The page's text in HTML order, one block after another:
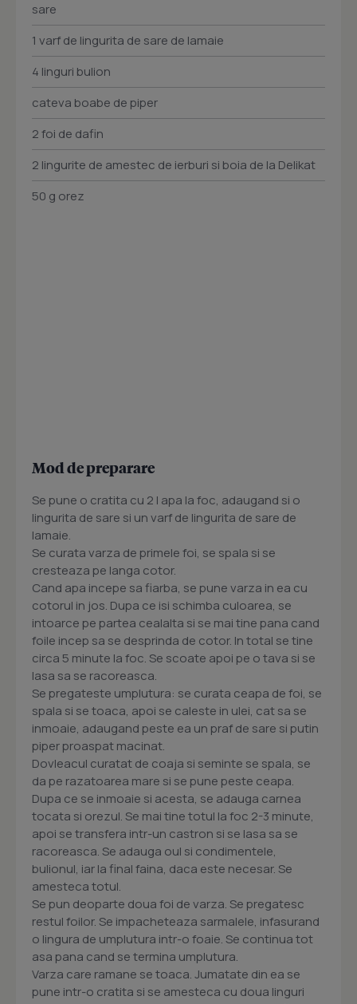
sare
1 varf de lingurita de sare de lamaie
4 linguri bulion
cateva boabe de piper
2 foi de dafin
2 lingurite de amestec de ierburi si boia de la Delikat
50 g orez
Mod de preparare
Se pune o cratita cu 2 l apa la foc, adaugand si o
lingurita de sare si un varf de lingurita de sare de
lamaie.
Se curata varza de primele foi, se spala si se
cresteaza pe langa cotor.
Cand apa incepe sa fiarba, se pune varza in ea cu
cotorul in jos. Dupa ce isi schimba culoarea, se
intoarce pe partea cealalta si se mai tine pana cand
foile incep sa se desprinda de cotor. In total se tine
circa 5 minute la foc. Se scoate apoi pe o tava si se
lasa sa se racoreasca.
Se pregateste umplutura: se curata ceapa de foi, se
spala si se toaca, apoi se caleste in ulei, cat sa se
inmoaie, adaugand peste ea un praf de sare si putin
piper proaspat macinat.
Dovleacul curatat de coaja si seminte se spala, se
da pe razatoarea mare si se pune peste ceapa.
Dupa ce se inmoaie si acesta, se adauga carnea
tocata si orezul. Se mai tine totul la foc 2-3 minute,
apoi se transfera intr-un castron si se lasa sa se
racoreasca. Se adauga oul si condimentele,
bulionul, iar la final faina, daca este necesar. Se
amesteca totul.
Se pun deoparte doua foi de varza. Se pregatesc
restul foilor. Se impacheteaza sarmalele, infasurand
o lingura de umplutura intr-o foaie. Se continua tot
asa pana cand se termina umplutura.
Varza care ramane se toaca. Jumatate din ea se
pune intr-o cratita si se amesteca cu doua linguri